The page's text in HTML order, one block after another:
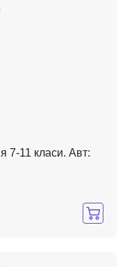
7-11 класи. Авт: